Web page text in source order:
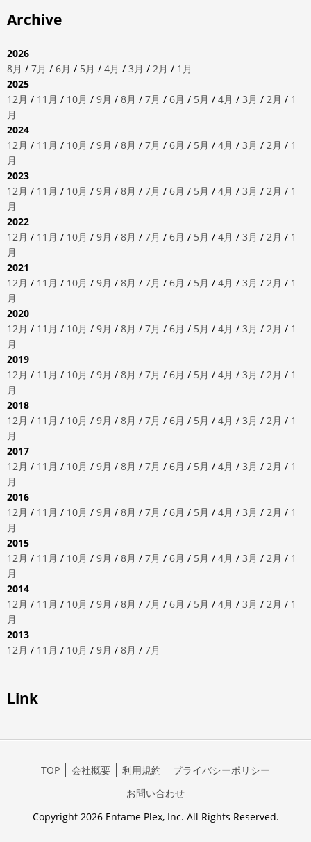
Archive
2026
8月 / 7月 / 6月 / 5月 / 4月 / 3月 / 2月 / 1月
2025
12月 / 11月 / 10月 / 9月 / 8月 / 7月 / 6月 / 5月 / 4月 / 3月 / 2月 / 1
月
2024
12月 / 11月 / 10月 / 9月 / 8月 / 7月 / 6月 / 5月 / 4月 / 3月 / 2月 / 1
月
2023
12月 / 11月 / 10月 / 9月 / 8月 / 7月 / 6月 / 5月 / 4月 / 3月 / 2月 / 1
月
2022
12月 / 11月 / 10月 / 9月 / 8月 / 7月 / 6月 / 5月 / 4月 / 3月 / 2月 / 1
月
2021
12月 / 11月 / 10月 / 9月 / 8月 / 7月 / 6月 / 5月 / 4月 / 3月 / 2月 / 1
月
2020
12月 / 11月 / 10月 / 9月 / 8月 / 7月 / 6月 / 5月 / 4月 / 3月 / 2月 / 1
月
2019
12月 / 11月 / 10月 / 9月 / 8月 / 7月 / 6月 / 5月 / 4月 / 3月 / 2月 / 1
月
2018
12月 / 11月 / 10月 / 9月 / 8月 / 7月 / 6月 / 5月 / 4月 / 3月 / 2月 / 1
月
2017
12月 / 11月 / 10月 / 9月 / 8月 / 7月 / 6月 / 5月 / 4月 / 3月 / 2月 / 1
月
2016
12月 / 11月 / 10月 / 9月 / 8月 / 7月 / 6月 / 5月 / 4月 / 3月 / 2月 / 1
月
2015
12月 / 11月 / 10月 / 9月 / 8月 / 7月 / 6月 / 5月 / 4月 / 3月 / 2月 / 1
月
2014
12月 / 11月 / 10月 / 9月 / 8月 / 7月 / 6月 / 5月 / 4月 / 3月 / 2月 / 1
月
2013
12月 / 11月 / 10月 / 9月 / 8月 / 7月
Link
TOP 会社概要 利用規約
プライバシーポリシー
お問い合わせ
Copyright 2026 Entame Plex, Inc. All Rights Reserved.